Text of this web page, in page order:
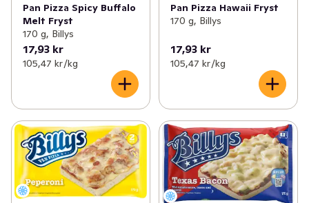
Pan Pizza Spicy Buffalo
Melt Fryst
170 g, Billys
17,93 kr
105,47 kr /kg
Pan Pizza Hawaii Fryst
170 g, Billys
17,93 kr
105,47 kr /kg